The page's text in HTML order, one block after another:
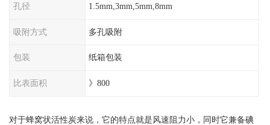
孔径 1.5mm,3mm,5mm,8mm
吸附方式 多孔吸附
包装 纸箱包装
比表面积 》800
对于蜂窝状活性炭来说，它的特点就是风速阻力小，同时它兼备碘